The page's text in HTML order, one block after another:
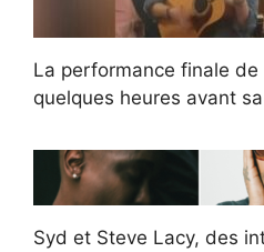
La performance finale
quelques heures avant
Syd et Steve Lacy, des